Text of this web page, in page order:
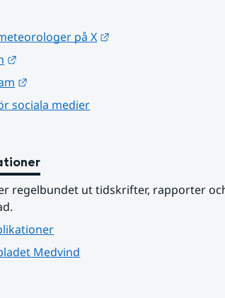
på X
sociala medier
regelbundet ut tidskrifter, rapporter
Medvind